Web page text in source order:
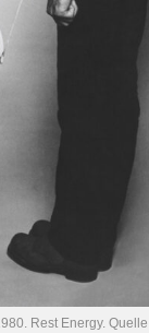
Rest Energy.